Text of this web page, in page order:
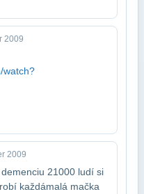
2009
watch?
2009
21000 ludí si
každá​malá mačka